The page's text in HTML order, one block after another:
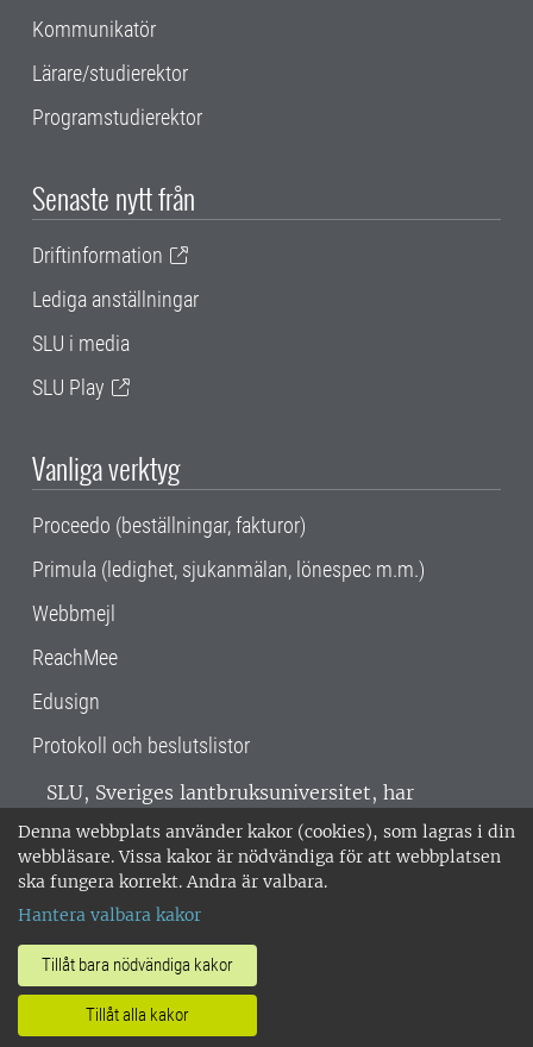
Denna webbplats använder kakor (cookies), som lagras i din
webbläsare. Vissa kakor är nödvändiga för att webbplatsen
ska fungera korrekt. Andra är valbara.
Hantera valbara kakor
Tillåt bara nödvändiga kakor
Tillåt alla kakor
Kommunikatör
Lärare/studierektor
Programstudierektor
Senaste nytt från
Driftinformation
Lediga anställningar
SLU i media
SLU Play
Vanliga verktyg
Proceedo (beställningar, fakturor)
Primula (ledighet, sjukanmälan, lönespec m.m.)
Webbmejl
ReachMee
Edusign
Protokoll och beslutslistor
SLU, Sveriges lantbruksuniversitet, har
verksamhet över hela Sverige. Huvudorter är
Alnarp, Uppsala och Umeå.SLU är
miljöcertifierat enligt ISO 14001. •
018-67 10 00 • Org nr: 202100-2817 •
Om SLU:s webbplatser
•Hantera kakor•Behandling av
personuppgifter